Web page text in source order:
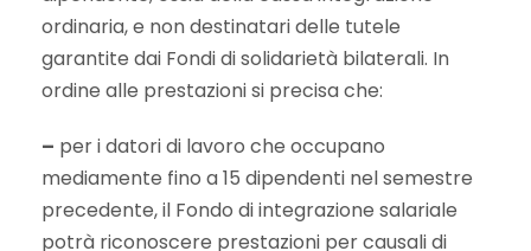
ordinaria, e non destinatari delle tutele
garantite dai Fondi di solidarietà bilaterali. In
ordine alle prestazioni si precisa che:
– per i datori di lavoro che occupano
mediamente fino a 15 dipendenti nel semestre
precedente, il Fondo di integrazione salariale
potrà riconoscere prestazioni per causali di